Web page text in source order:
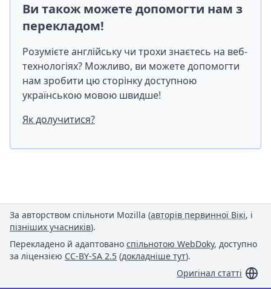
Ви також можете допомогти нам з
перекладом!
Розумієте англійську чи трохи знаєтесь на веб-
технологіях? Можливо, ви можете допомогти
нам зробити цю сторінку доступною
українською мовою швидше!
Як долучитися?
За авторством спільноти Mozilla (авторів первинної Вікі, і
пізніших учасників).
Перекладено й адаптовано спільнотою WebDoky, доступно
за ліцензією CC-BY-SA 2.5 (докладніше тут).
Оригінал статті